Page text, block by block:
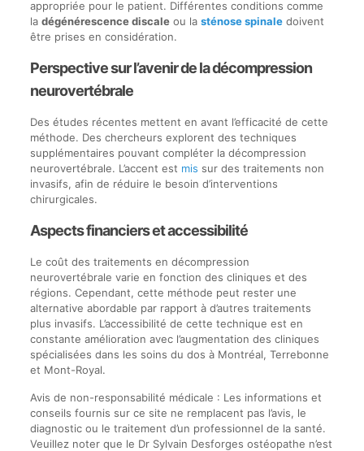
appropriée pour le patient. Différentes conditions comme
la dégénérescence discaleou la sténose spinaledoivent
être prises en considération.
Perspective sur l’avenir de la décompression
neurovertébrale
Des études récentes mettent en avant l’efficacité de cette
méthode. Des chercheurs explorent des techniques
supplémentaires pouvant compléter la décompression
neurovertébrale. L’accent est mis sur des traitements non
invasifs, afin de réduire le besoin d’interventions
chirurgicales.
Aspects financiers et accessibilité
Le coût des traitements en décompression
neurovertébrale varie en fonction des cliniques et des
régions. Cependant, cette méthode peut rester une
alternative abordable par rapport à d’autres traitements
plus invasifs. L’accessibilité de cette technique est en
constante amélioration avec l’augmentation des cliniques
spécialisées dans les soins du dos à Montréal, Terrebonne
et Mont-Royal.
Avis de non-responsabilité médicale : Les informations et
conseils fournis sur ce site ne remplacent pas l’avis, le
diagnostic ou le traitement d’un professionnel de la santé.
Veuillez noter que le Dr Sylvain Desforges ostéopathe n’est